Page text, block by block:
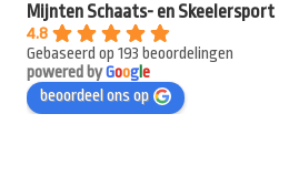
Mijnten Schaats- en Skeelersport
4.8
Gebaseerd op 193 beoordelingen
powered byGooge
beoordeel ons op